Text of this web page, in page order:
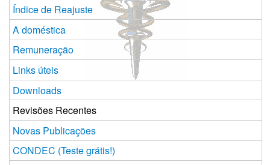
Índice de Reajuste
A doméstica
Remuneração
Links úteis
Downloads
Revisões Recentes
Novas Publicações
CONDEC (Teste grátis!)